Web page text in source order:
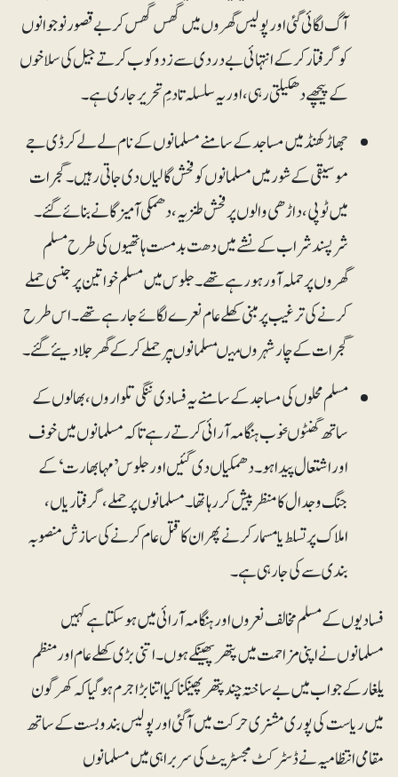
آگ لگائی گئی اور پولیس گھروں میں گھس گھس کر بے قصور نوجوانوں
کو گرفتار کرکے انتہائی بے دردی سے زد وکوب کرتے جیل کی سلاخوں
کے پیچھے دھکیلتی رہی، اور یہ سلسلہ تادمِ تحریر جاری ہے۔
جھاڑکھنڈ میں مساجد کے سامنے مسلمانوں کے نام لے لے کر ڈی جے
موسیقی کے شور میں مسلمانوں کو فحش گالیاں دی جاتی رہیں۔ گجرات
میں ٹوپی، داڑھی والوں پر فحش طنزیہ، دھمکی آمیز گانے بنائے گئے۔
شرپسند شراب کے نشے میں دھت بدمست ہاتھیوں کی طرح مسلم
گھروں پر حملہ آور ہورہے تھے۔ جلوس میں مسلم خواتین پر جنسی حملے
کرنے کی ترغیب پر مبنی کھلے عام نعرے لگائے جارہے تھے۔ اس طرح
گجرات کے چار شہروںمیںمسلمانوںپرحملےکرکےگھرجلادیئے گئے۔
مسلم محلوں کی مساجد کے سامنے یہ فسادی ننگی تلواروں، بھالوں کے
ساتھ گھنٹوںخوب ہنگامہ آرائی کرتے رہے تا کہ مسلمانوں میں خوف
اوراشتعال پیدا ہو۔ دھمکیاں دی گئیں اور جلوس ’مہابھارت‘ کے
جنگ و جدال کا منظر پیش کر رہا تھا۔مسلمانوں پر حملے، گرفتاریاں،
املاک پر تسلط یا مسمار کرنے پھر ان کا قتل عام کرنے کی سازش منصوبہ
بندی سے کی جارہی ہے ۔
فسادیوں کے مسلم مخالف نعروں اور ہنگامہ آرائی میں ہوسکتا ہے کہیں
مسلمانوں نے اپنی مزاحمت میں پتھر پھینکے ہوں۔ اتنی بڑی کھلے عام اور منظم
یلغار کے جواب میں بے ساختہ چندپتھر پھینکنا کیا اتنا بڑا جرم ہوگیا کہ کھر گون
میں ریاست کی پوری مشنری حرکت میں آگئی اور پولیس بندوبست کے ساتھ
مقامی انتظامیہ نے ڈسٹرکٹ مجسٹریٹ کی سربراہی میں مسلمانوں